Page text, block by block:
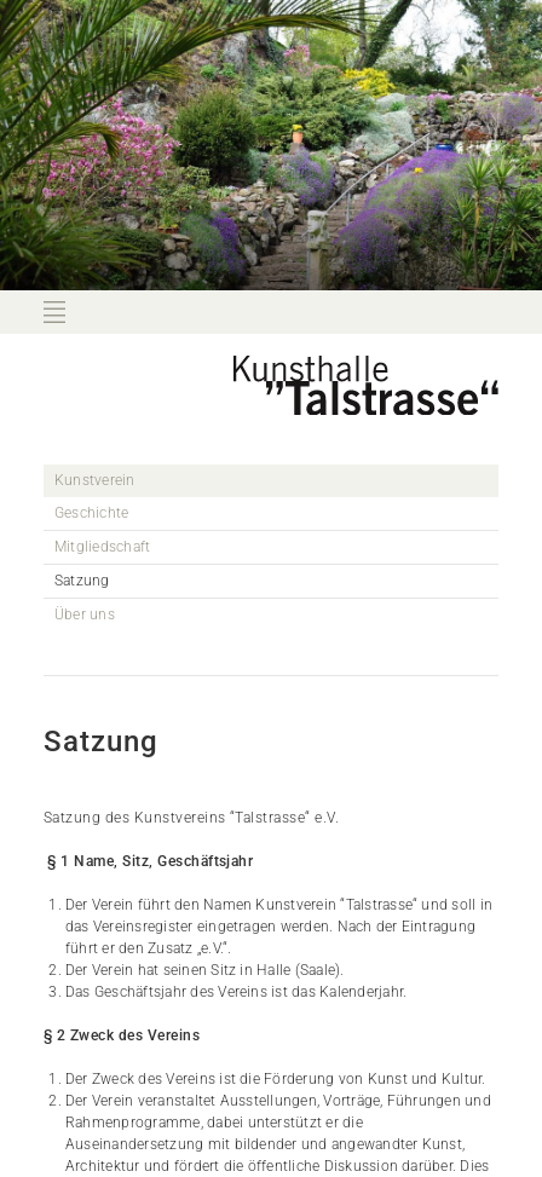
Kunstverein
Geschichte
Mitgliedschaft
Satzung
Über uns
Satzung
Satzung des Kunstvereins “Talstrasse“ e.V.
§ 1 Name, Sitz, Geschäftsjahr
Der Verein führt den Namen Kunstverein “Talstrasse“ und soll in
das Vereinsregister eingetragen werden. Nach der Eintragung
führt er den Zusatz „e.V.“.
Der Verein hat seinen Sitz in Halle (Saale).
Das Geschäftsjahr des Vereins ist das Kalenderjahr.
§ 2 Zweck des Vereins
Der Zweck des Vereins ist die Förderung von Kunst und Kultur.
Der Verein veranstaltet Ausstellungen, Vorträge, Führungen und
Rahmenprogramme, dabei unterstützt er die
Auseinandersetzung mit bildender und angewandter Kunst,
Architektur und fördert die öffentliche Diskussion darüber. Dies